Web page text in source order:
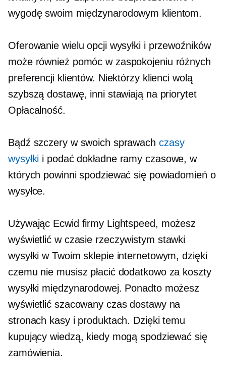
wygodę swoim międzynarodowym klientom.
Oferowanie wielu opcji wysyłki i przewoźników
może również pomóc w zaspokojeniu różnych
preferencji klientów. Niektórzy klienci wolą
szybszą dostawę, inni stawiają na priorytet
Opłacalność.
Bądź szczery w swoich sprawach czasy
wysyłki i podać dokładne ramy czasowe, w
których powinni spodziewać się powiadomień o
wysyłce.
Używając Ecwid firmy Lightspeed, możesz
wyświetlić w czasie rzeczywistym stawki
wysyłki w Twoim sklepie internetowym, dzięki
czemu nie musisz płacić dodatkowo za koszty
wysyłki międzynarodowej. Ponadto możesz
wyświetlić szacowany czas dostawy na
stronach kasy i produktach. Dzięki temu
kupujący wiedzą, kiedy mogą spodziewać się
zamówienia.